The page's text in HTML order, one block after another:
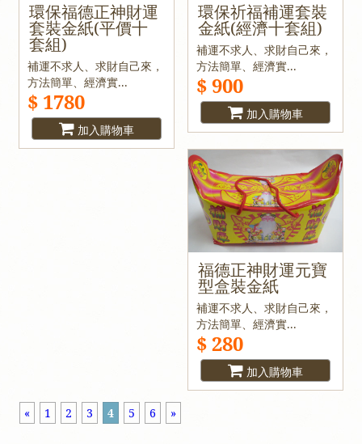
環保福德正神財運
套裝金紙(平價十
套組)
補運不求人、求財自己來，
方法簡單、經濟實...
$ 1780
加入購物車
環保祈福補運套裝
金紙(經濟十套組)
補運不求人、求財自己來，
方法簡單、經濟實...
$ 900
加入購物車
福德正神財運元寶
型盒裝金紙
補運不求人、求財自己來，
方法簡單、經濟實...
$ 280
加入購物車
« 1 2 3 4 5 6 »